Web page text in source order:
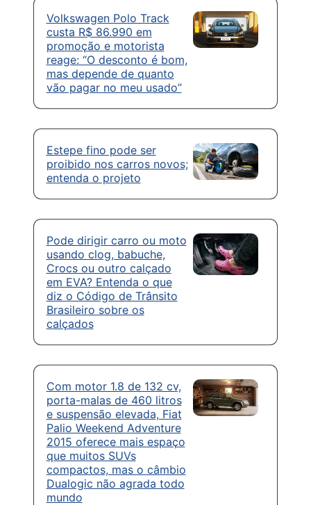
Volkswagen Polo Track
custa R$ 86.990 em
promoção e motorista
reage: “O desconto é bom,
mas depende de quanto
vão pagar no meu usado”
Estepe fino pode ser
proibido nos carros novos;
entenda o projeto
Pode dirigir carro ou moto
usando clog, babuche,
Crocs ou outro calçado
em EVA? Entenda o que
diz o Código de Trânsito
Brasileiro sobre os
calçados
Com motor 1.8 de 132 cv,
porta-malas de 460 litros
e suspensão elevada, Fiat
Palio Weekend Adventure
2015 oferece mais espaço
que muitos SUVs
compactos, mas o câmbio
Dualogic não agrada todo
mundo